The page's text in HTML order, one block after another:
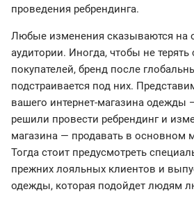
проведения ребрендинга.
Любые изменения сказываются на
аудитории. Иногда, чтобы не
покупателей, бренд после
подстраивается под них.
вашего интернет-магазина
решили провести ребрендинг и
магазина — продавать в основном
Тогда стоит предусмотреть
прежних лояльных клиентов и
одежды, которая подойдет людям